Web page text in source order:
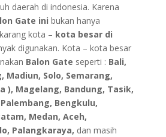
daerah di indonesia. Karena
Gate ini bukan hanya
kota – kota besar di
digunakan. Kota – kota besar
Balon Gate seperti : Bali,
Madiun, Solo, Semarang,
), Magelang, Bandung, Tasik,
Bengkulu,
Medan, Aceh,
Palangkaraya, dan masih